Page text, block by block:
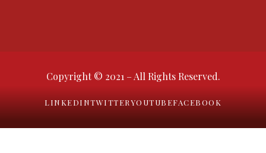
Copyright © 2021 – All Rights Reserved.
LINKEDINTWITTERYOUTUBEFACEBOOK